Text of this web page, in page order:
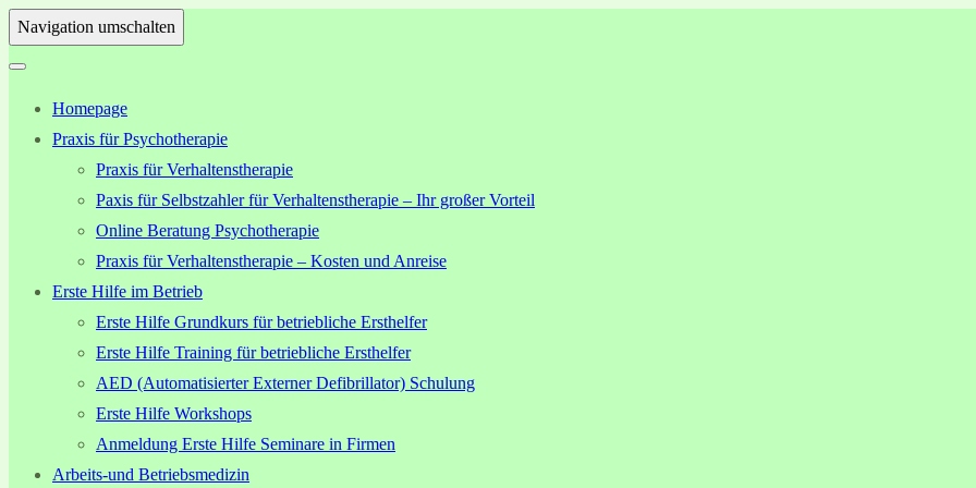
Navigation umschalten
Homepage
Praxis für Psychotherapie
Praxis für Verhaltenstherapie
Paxis für Selbstzahler für Verhaltenstherapie – Ihr großer Vorteil
Online Beratung Psychotherapie
Praxis für Verhaltenstherapie – Kosten und Anreise
Erste Hilfe im Betrieb
Erste Hilfe Grundkurs für betriebliche Ersthelfer
Erste Hilfe Training für betriebliche Ersthelfer
AED (Automatisierter Externer Defibrillator) Schulung
Erste Hilfe Workshops
Anmeldung Erste Hilfe Seminare in Firmen
Arbeits-und Betriebsmedizin